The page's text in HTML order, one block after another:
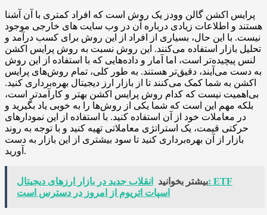
پرایس اکشن گالن وودز یک روش است که افراد کمتری با آن آشنا
هستند و اطلاعات زیادی درباره آن در وب سایت های خارجی موجود
نیست. با این حال، بسیاری از افراد از این روش برای کسب درآمد و
تحلیل بازار استفاده می‌کنند. این روش نسبت به روش پرایس اکشن
لنس پیچیده‌تر است، اما آمار و داده‌هایی که با استفاده از این روش
به دست می‌آیند، دقیق‌تر هستند. به طور کلی، تمام روش‌های پرایس
اکشن به شما کمک می‌کنند تا از بازار ارز دیجیتال بهره‌برداری کنید.
بی‌اهمیت نیست که کدام روش پرایس اکشن بهتر و کارآمدتر است،
بلکه مهم این است که شما یکی از روش‌ها را به خوبی یاد بگیرید و
در معاملات خود از آن استفاده کنید. با استفاده از این نمودارهای
حرکتی قیمت، یک استراتژی معاملاتی تهیه کنید و با توجه به روند
بازار از آن بهره‌برداری کنید تا سود بیشتری از این بازار به دست
آورید.
بیشتر بخوانید
انقلاب جدید در بازار ارزهای دیجیتال: ETF
اسپات اتریوم از امروز در دسترس است